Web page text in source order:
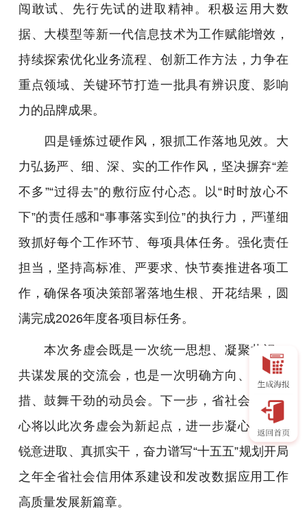
闯敢试、先行先试的进取精神。积极运用大数
据、大模型等新一代信息技术为工作赋能增效，
持续探索优化业务流程、创新工作方法，力争在
重点领域、关键环节打造一批具有辨识度、影响
力的品牌成果。
四是锤炼过硬作风，狠抓工作落地见效。大
力弘扬严、细、深、实的工作作风，坚决摒弃“差
不多”“过得去”的敷衍应付心态。以“时时放心不
下”的责任感和“事事落实到位”的执行力，严谨细
致抓好每个工作环节、每项具体任务。强化责任
担当，坚持高标准、严要求、快节奏推进各项工
作，确保各项决策部署落地生根、开花结果，圆
满完成2026年度各项目标任务。
本次务虚会既是一次统一思想、凝聚共识、
共谋发展的交流会，也是一次明确方向、细化举
措、鼓舞干劲的动员会。下一步，省社会信用中
心将以此次务虚会为新起点，进一步凝心聚力、
锐意进取、真抓实干，奋力谱写“十五五”规划开局
之年全省社会信用体系建设和发改数据应用工作
高质量发展新篇章。